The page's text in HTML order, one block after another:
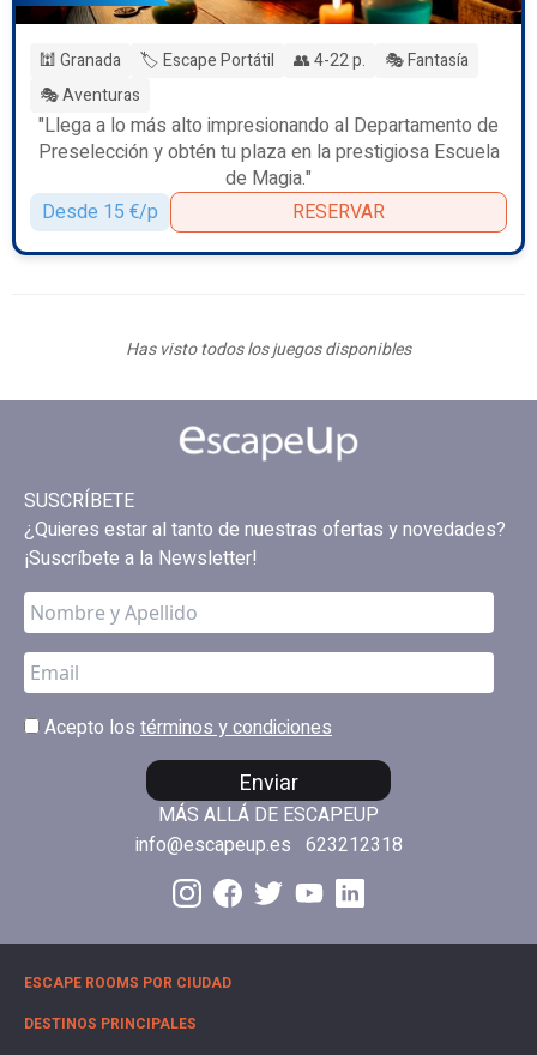
🕍 Granada 🏷️ Escape Portátil 👥 4-22 p.
🎭 Fantasía
🎭 Aventuras
"Llega a lo más alto impresionando al Departamento de
Preselección y obtén tu plaza en la prestigiosa Escuela
de Magia."
Desde 15 €/p
RESERVAR
Has visto todos los juegos disponibles
SUSCRÍBETE
¿Quieres estar al tanto de nuestras ofertas y novedades?
¡Suscríbete a la Newsletter!
Acepto los términos y condiciones
Enviar
MÁS ALLÁ DE ESCAPEUP
info@escapeup.es 623212318
ESCAPE ROOMS POR CIUDAD
DESTINOS PRINCIPALES